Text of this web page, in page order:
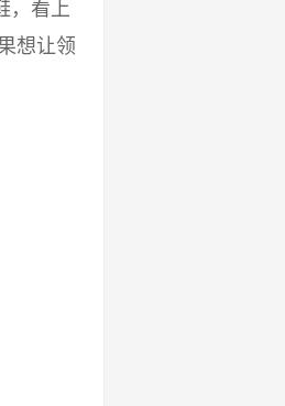
，看上
想让领